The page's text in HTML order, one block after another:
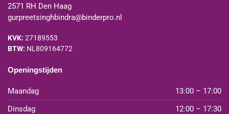
2571 RH Den Haag
gurpreetsinghbindra@binderpro.nl
KVK: 27189553
BTW: NL809164772
Openingstijden
Maandag
13:00 – 17:00
Dinsdag
12:00 – 17:30